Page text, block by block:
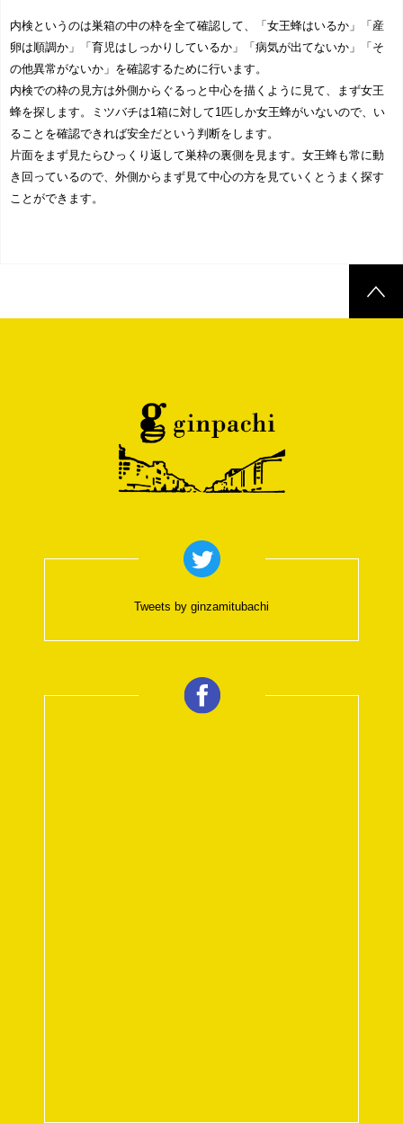
内検というのは巣箱の中の枠を全て確認して、「女王蜂はいるか」「産
卵は順調か」「育児はしっかりしているか」「病気が出てないか」「そ
の他異常がないか」を確認するために行います。
内検での枠の見方は外側からぐるっと中心を描くように見て、まず女王
蜂を探します。ミツバチは1箱に対して1匹しか女王蜂がいないので、い
ることを確認できれば安全だという判断をします。
片面をまず見たらひっくり返して巣枠の裏側を見ます。女王蜂も常に動
き回っているので、外側からまず見て中心の方を見ていくとうまく探す
ことができます。
Tweets by ginzamitubachi